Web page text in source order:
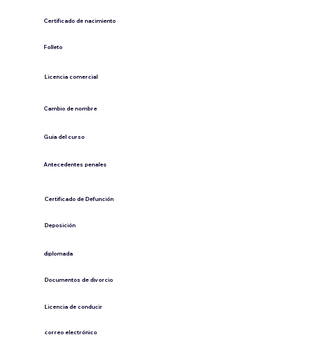
Certificado de nacimiento
Folleto
​Licencia comercial
Cambio de nombre
Guía del curso
Antecedentes penales
​Certificado de Defunción
​Deposición
diplomada
Documentos de divorcio
Licencia de conducir
​correo electrónico